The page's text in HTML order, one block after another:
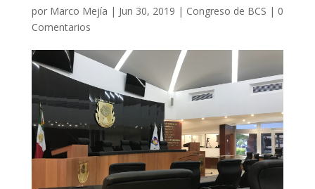
por Marco Mejía | Jun 30, 2019 | Congreso de BCS | 0
Comentarios